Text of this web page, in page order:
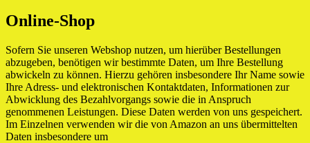
Online-Shop
Sofern Sie unseren Webshop nutzen, um hierüber Bestellungen
abzugeben, benötigen wir bestimmte Daten, um Ihre Bestellung
abwickeln zu können. Hierzu gehören insbesondere Ihr Name sowie
Ihre Adress- und elektronischen Kontaktdaten, Informationen zur
Abwicklung des Bezahlvorgangs sowie die in Anspruch
genommenen Leistungen. Diese Daten werden von uns gespeichert.
Im Einzelnen verwenden wir die von Amazon an uns übermittelten
Daten insbesondere um